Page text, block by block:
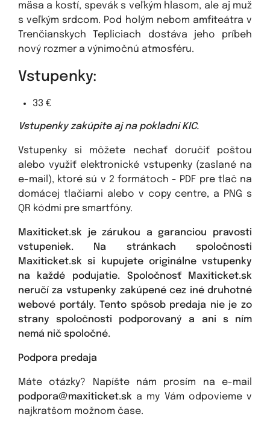
mäsa a kostí, spevák s veľkým hlasom, ale aj muž
s veľkým srdcom. Pod holým nebom amfiteátra v
Trenčianskych Tepliciach dostáva jeho príbeh
nový rozmer a výnimočnú atmosféru.
Vstupenky:
33 €
Vstupenky zakúpite aj na pokladni KIC.
Vstupenky si môžete nechať doručiť poštou
alebo využiť elektronické vstupenky (zaslané na
e-mail), ktoré sú v 2 formátoch - PDF pre tlač na
domácej tlačiarni alebo v copy centre, a PNG s
QR kódmi pre smartfóny.
Maxiticket.sk je zárukou a garanciou pravosti
vstupeniek. Na stránkach spoločnosti
Maxiticket.sk si kupujete originálne vstupenky
na každé podujatie. Spoločnosť Maxiticket.sk
neručí za vstupenky zakúpené cez iné druhotné
webové portály. Tento spôsob predaja nie je zo
strany spoločnosti podporovaný a ani s ním
nemá nič spoločné.
Podpora predaja
Máte otázky? Napíšte nám prosím na e-mail
podpora@maxiticket.sk a my Vám odpovieme v
najkratšom možnom čase.